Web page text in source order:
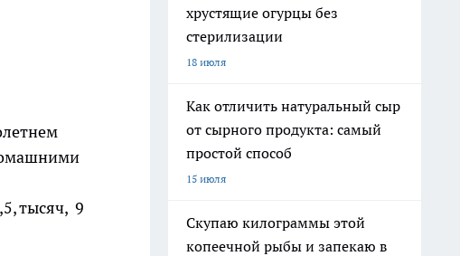
тысяч, 9
хрустящие огурцы без
стерилизации
18 июля
Как отличить натуральный сыр
от сырного продукта: самый
простой способ
15 июля
Скупаю килограммы этой
копеечной рыбы и запекаю в